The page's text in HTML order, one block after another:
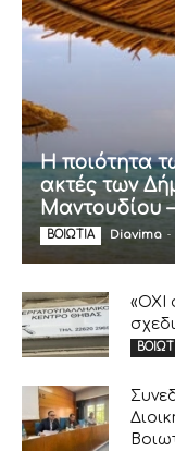
Η ποιότητα
ακτές των
Μαντουδίου
ΒΟΙΩΤΙΑ Diavima -
«ΟΧΙ